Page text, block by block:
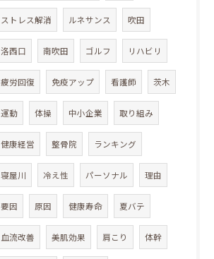
ストレス解消 ルネサンス 吹田
洛西口 南吹田 ゴルフ リハビリ
疲労回復 免疫アップ 看護師 茨木
運動 体操 中小企業 取り組み
健康経営 整骨院 ランキング
寝屋川 冷え性 パーソナル 理由
要因 原因 健康寿命 夏バテ
血流改善 美肌効果 肩こり 体幹